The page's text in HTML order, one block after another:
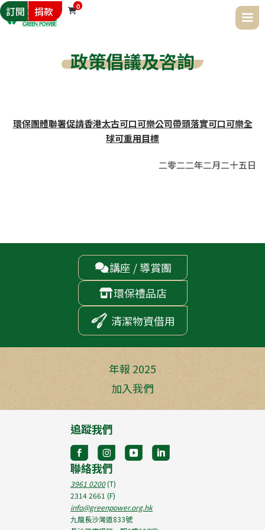
訂閱 捐款 
0
政策倡議及咨詢
環保團體聯署促請香港太古可口可樂公司帶頭落實可口可樂全
球可重用目標
二零二二年二月二十五日
講座 / 導賞團
環保禮品店
清潔物資借用
年報 2025
加入我們
追蹤我們
聯絡我們
3961 0200(T)
2314 2661 (F)
info@greenpower.org.hk
九龍長沙灣道833號